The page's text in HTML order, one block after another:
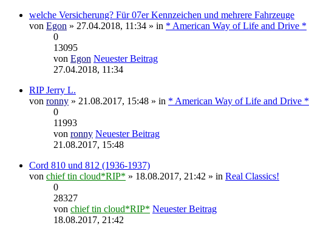
welche Versicherung? Für 07er Kennzeichen und mehrere Fahrzeuge
von Egon » 27.04.2018, 11:34 » in * American Way of Life and Drive *
0
13095
von Egon Neuester Beitrag
27.04.2018, 11:34
RIP Jerry L.
von ronny » 21.08.2017, 15:48 » in * American Way of Life and Drive *
0
11993
von ronny Neuester Beitrag
21.08.2017, 15:48
Cord 810 und 812 (1936-1937)
von chief tin cloud*RIP* » 18.08.2017, 21:42 » in Real Classics!
0
28327
von chief tin cloud*RIP* Neuester Beitrag
18.08.2017, 21:42